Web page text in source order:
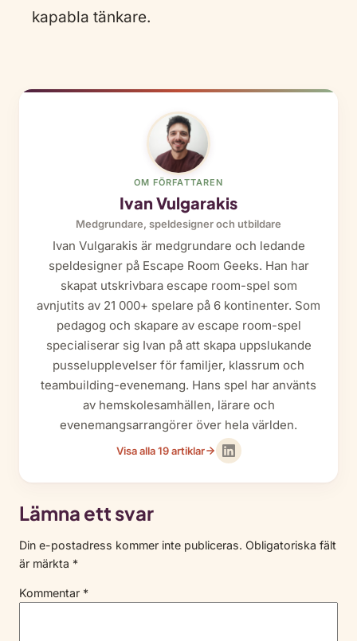
kapabla tänkare.
OM FÖRFATTAREN
Ivan Vulgarakis
Medgrundare, speldesigner och utbildare
Ivan Vulgarakis är medgrundare och ledande
speldesigner på Escape Room Geeks. Han har
skapat utskrivbara escape room-spel som
avnjutits av 21 000+ spelare på 6 kontinenter. Som
pedagog och skapare av escape room-spel
specialiserar sig Ivan på att skapa uppslukande
pusselupplevelser för familjer, klassrum och
teambuilding-evenemang. Hans spel har använts
av hemskolesamhällen, lärare och
evenemangsarrangörer över hela världen.
Visa alla 19 artiklar
Lämna ett svar
Din e-postadress kommer inte publiceras. Obligatoriska fält
är märkta *
Kommentar *